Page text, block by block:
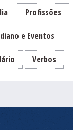
Profissões
e Eventos
Verbos